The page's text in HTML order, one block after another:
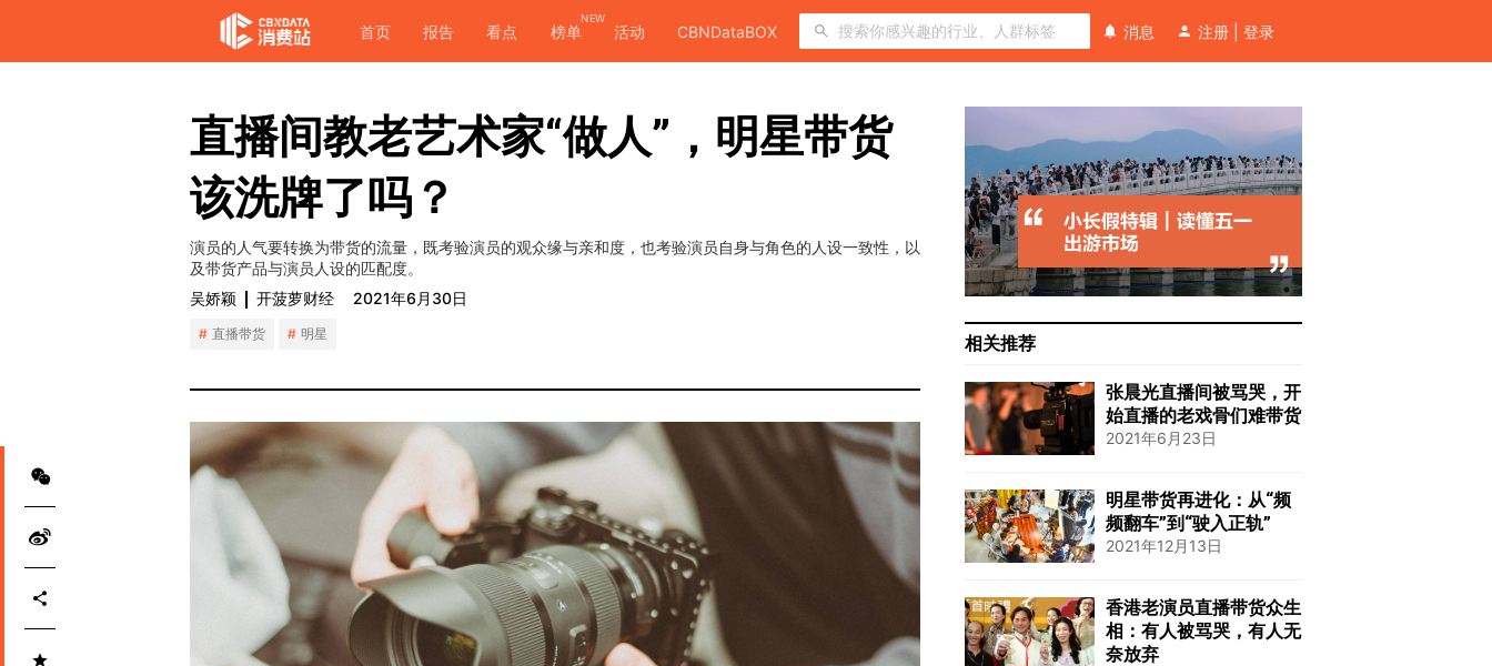
首页 报告 看点 榜单
NEW
活动 CBNDataBOX 消息 注册 登录
直播间教老艺术家“做人”，明星带货
该洗牌了吗？
演员的人气要转换为带货的流量，既考验演员的观众缘与亲和度，也考验演员自身与角色的人设一致性，以
及带货产品与演员人设的匹配度。
吴娇颖
开菠萝财经 2021年6月30日
直播带货 明星 相关推荐
张晨光直播间被骂哭，开
始直播的老戏骨们难带货
2021年6月23日
明星带货再进化：从“频
频翻车”到“驶入正轨”
2021年12月13日
香港老演员直播带货众生
相：有人被骂哭，有人无
奈放弃